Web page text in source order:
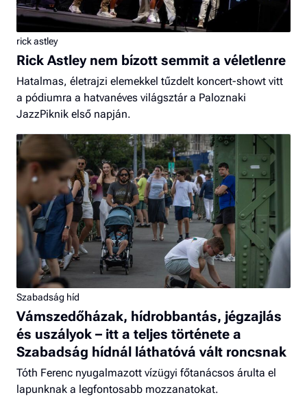
rick astley
Rick Astley nem bízott semmit a véletlenre
Hatalmas, életrajzi elemekkel tűzdelt koncert-showt vitt
a pódiumra a hatvanéves világsztár a Paloznaki
JazzPiknik első napján.
Szabadság híd
Vámszedőházak, hídrobbantás, jégzajlás
és uszályok – itt a teljes története a
Szabadság hídnál láthatóvá vált roncsnak
Tóth Ferenc nyugalmazott vízügyi főtanácsos árulta el
lapunknak a legfontosabb mozzanatokat.